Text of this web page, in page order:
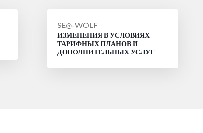
СООБЩЕНИЕ
ОТ
SE@-WOLF
ИЗМЕНЕНИЯ В УСЛОВИЯХ
ТАРИФНЫХ ПЛАНОВ И
ДОПОЛНИТЕЛЬНЫХ УСЛУГ